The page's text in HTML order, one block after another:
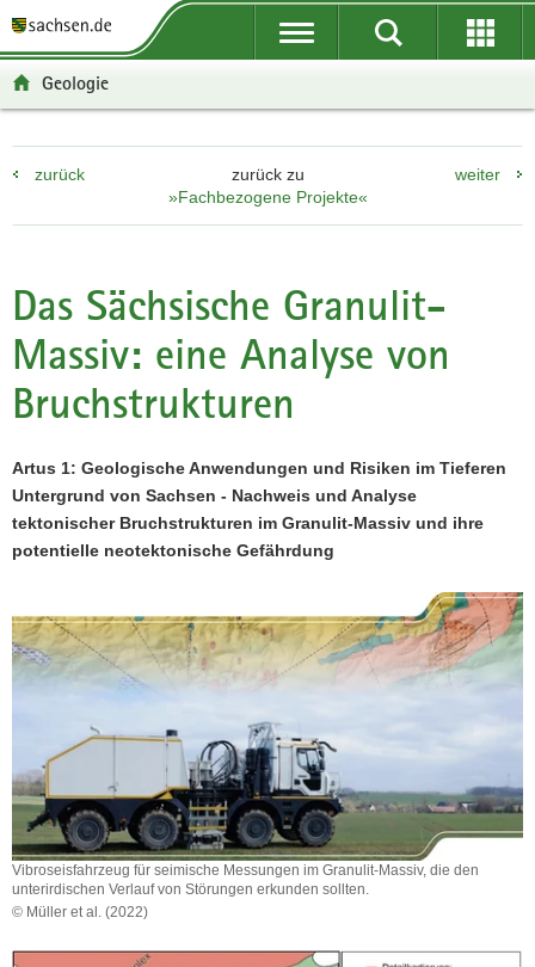
t
l
e
g
r
e
i
f
e
d
e
N
a
i
g
a
n
t
l
v
g
a
t
i
o
n
p
i
a
t
t
r
e
e
i
c
h
Geologie
zurück
zurück zu
»Fachbezogene Projekte«
weiter
Das Sächsische Granulit-
Massiv: eine Analyse von
Bruchstrukturen
Artus 1: Geologische Anwendungen und Risiken im Tieferen
Untergrund von Sachsen - Nachweis und Analyse
tektonischer Bruchstrukturen im Granulit-Massiv und ihre
potentielle neotektonische Gefährdung
Vibroseisfahrzeug für seimische Messungen im Granulit-Massiv, die den
unterirdischen Verlauf von Störungen erkunden sollten.
© Müller et al. (2022)
für